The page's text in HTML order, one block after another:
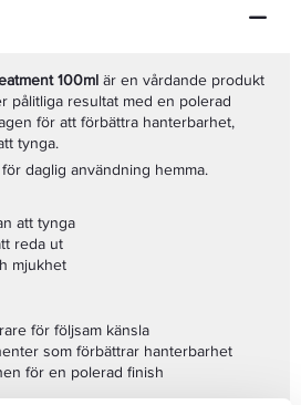
100ml är en vårdande produkt
pålitliga resultat med en polerad
för att förbättra hanterbarhet,
tynga.
daglig användning hemma.
att tynga
reda ut
mjukhet
för följsam känsla
som förbättrar hanterbarhet
för en polerad finish